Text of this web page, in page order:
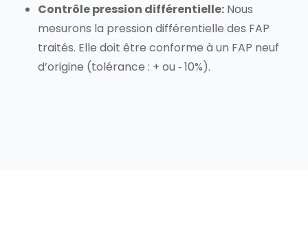
Contrôle pression différentielle: Nous
mesurons la pression différentielle des FAP
traités. Elle doit être conforme à un FAP neuf
d’origine (tolérance : + ou ‐ 10%).